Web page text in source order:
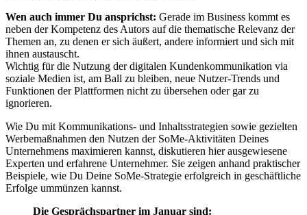
Wen auch immer Du ansprichst: Gerade im Business kommt es
neben der Kompetenz des Autors auf die thematische Relevanz der
Themen an, zu denen er sich äußert, andere informiert und sich mit
ihnen austauscht.
Wichtig für die Nutzung der digitalen Kundenkommunikation via
soziale Medien ist, am Ball zu bleiben, neue Nutzer-Trends und
Funktionen der Plattformen nicht zu übersehen oder gar zu
ignorieren.
Wie Du mit Kommunikations- und Inhaltsstrategien sowie gezielten
Werbemaßnahmen den Nutzen der SoMe-Aktivitäten Deines
Unternehmens maximieren kannst, diskutieren hier ausgewiesene
Experten und erfahrene Unternehmer. Sie zeigen anhand praktischer
Beispiele, wie Du Deine SoMe-Strategie erfolgreich in geschäftliche
Erfolge ummünzen kannst.
Die Gesprächspartner im Januar sind: